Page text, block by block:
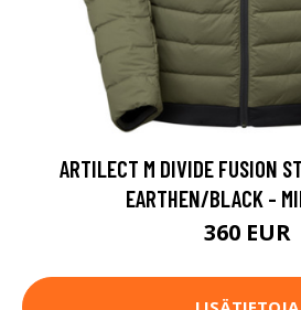
ARTILECT M DIVIDE FUSION
EARTHEN/BLACK -
360 EUR